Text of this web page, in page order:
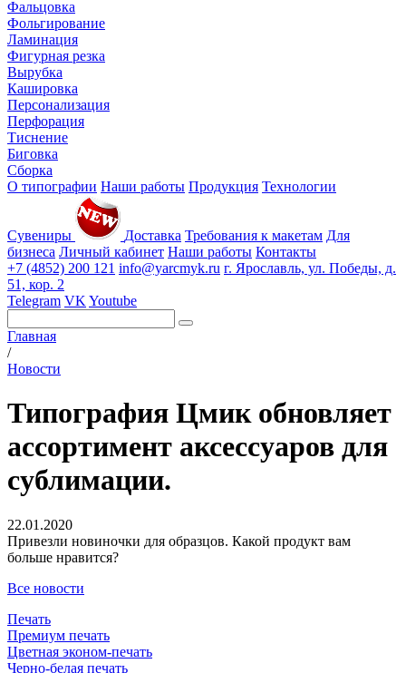
Фальцовка
Фольгирование
Ламинация
Фигурная резка
Вырубка
Кашировка
Персонализация
Перфорация
Тиснение
Биговка
Сборка
О типографии Наши работы Продукция Технологии
Сувениры Доставка Требования к макетам Для
бизнеса Личный кабинет Наши работы Контакты
+7 (4852) 200 121 info@yarcmyk.ru г. Ярославль, ул. Победы, д.
51, кор. 2
Telegram VK Youtube
Главная
/
Новости
Типография Цмик обновляет
ассортимент аксессуаров для
сублимации.
22.01.2020
Привезли новиночки для образцов. Какой продукт вам
больше нравится?️
Все новости
Печать
Премиум печать
Цветная эконом-печать
Черно-белая печать